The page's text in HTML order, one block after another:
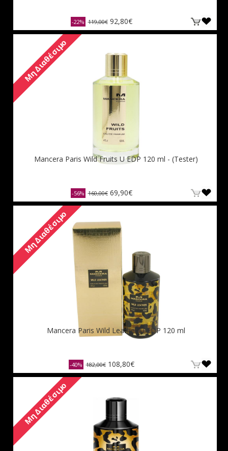
-22% 119,00€ 92,80€
Μη Διαθέσιμο
Mancera Paris Wild Fruits U EDP 120 ml - (Tester)
-56% 160,00€ 69,90€
Μη Διαθέσιμο
Mancera Paris Wild Leather U EDP 120 ml
-40% 182,00€ 108,80€
Μη Διαθέσιμο